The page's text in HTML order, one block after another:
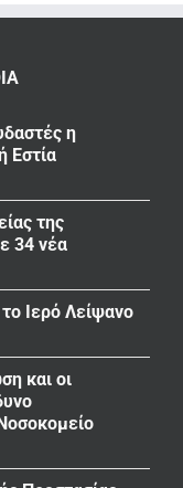
η
Εστία
της
34 νέα
Ιερό Λείψανο
και οι